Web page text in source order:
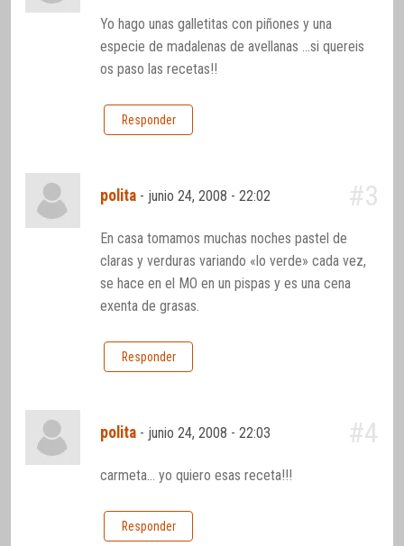
Yo hago unas galletitas con piñones y una
especie de madalenas de avellanas …si quereis
os paso las recetas!!
Responder
polita - junio 24, 2008 - 22:02 #3
En casa tomamos muchas noches pastel de
claras y verduras variando «lo verde» cada vez,
se hace en el MO en un pispas y es una cena
exenta de grasas.
Responder
polita - junio 24, 2008 - 22:03 #4
carmeta… yo quiero esas receta!!!
Responder